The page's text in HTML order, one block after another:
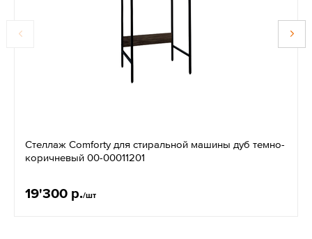
Стеллаж Comforty для стиральной машины дуб темно-
коричневый 00-00011201
19'300 р./шт